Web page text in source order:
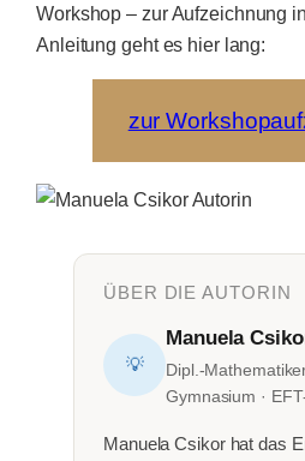
Workshop – zur Aufzeichnung
Anleitung geht es hier lang:
zur
ÜBER DIE AUTORIN
💡
Manuela
Dipl.-
Gymnasium ·
Manuela Csikor hat das